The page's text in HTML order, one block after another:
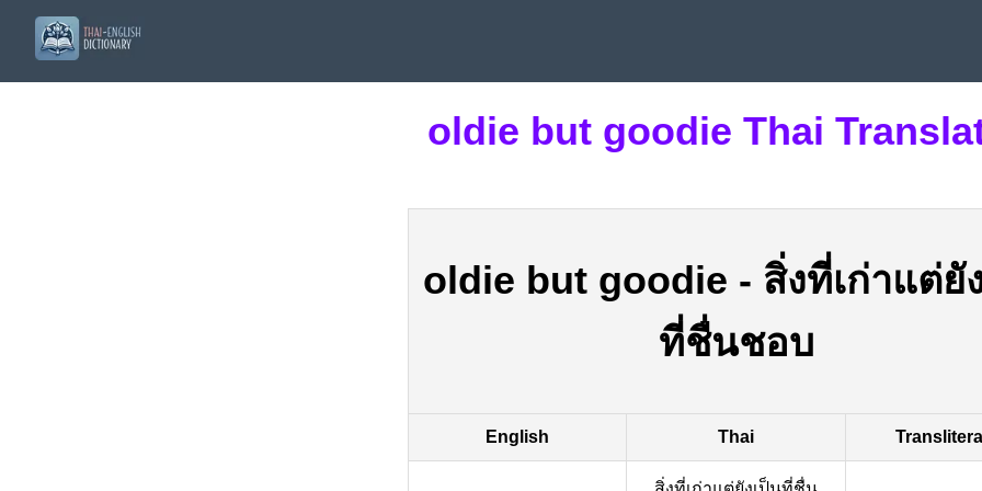
oldie but goodie Thai
oldie but goodie - สิ่งที่เก่าแต่ยั
ที่ชื่นชอบ
English Thai